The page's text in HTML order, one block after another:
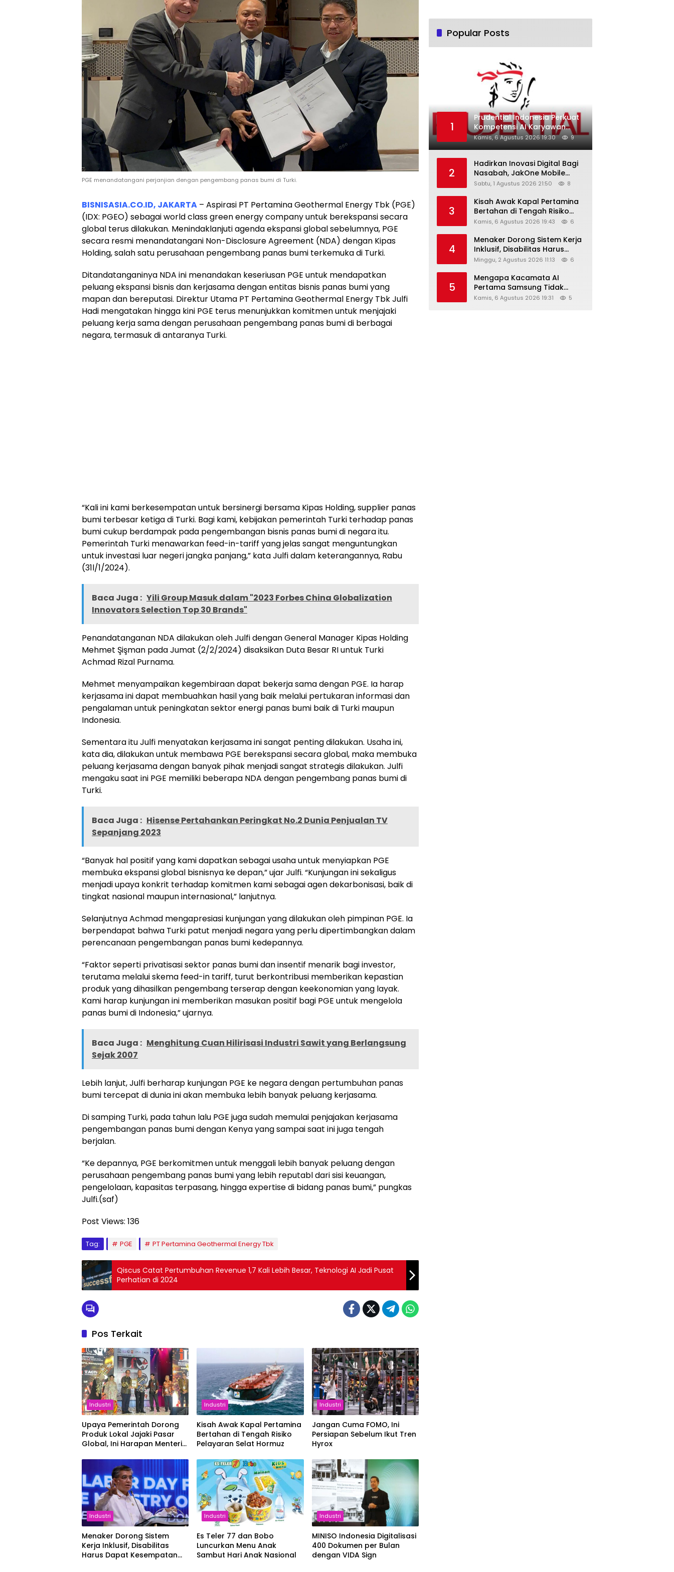
PGE menandatangani perjanjian dengan pengembang panas bumi di Turki.
BISNISASIA.CO.ID, JAKARTA – Aspirasi PT Pertamina Geothermal Energy Tbk (PGE)
(IDX: PGEO) sebagai world class green energy company untuk berekspansi secara
global terus dilakukan. Menindaklanjuti agenda ekspansi global sebelumnya, PGE
secara resmi menandatangani Non-Disclosure Agreement (NDA) dengan Kipas
Holding, salah satu perusahaan pengembang panas bumi terkemuka di Turki.
Ditandatanganinya NDA ini menandakan keseriusan PGE untuk mendapatkan
peluang ekspansi bisnis dan kerjasama dengan entitas bisnis panas bumi yang
mapan dan bereputasi. Direktur Utama PT Pertamina Geothermal Energy Tbk Julfi
Hadi mengatakan hingga kini PGE terus menunjukkan komitmen untuk menjajaki
peluang kerja sama dengan perusahaan pengembang panas bumi di berbagai
negara, termasuk di antaranya Turki.
“Kali ini kami berkesempatan untuk bersinergi bersama Kipas Holding, supplier panas
bumi terbesar ketiga di Turki. Bagi kami, kebijakan pemerintah Turki terhadap panas
bumi cukup berdampak pada pengembangan bisnis panas bumi di negara itu.
Pemerintah Turki menawarkan feed-in-tariff yang jelas sangat menguntungkan
untuk investasi luar negeri jangka panjang,” kata Julfi dalam keterangannya, Rabu
(31l/1/2024).
Baca Juga : Yili Group Masuk dalam "2023 Forbes China Globalization
Innovators Selection Top 30 Brands"
Penandatanganan NDA dilakukan oleh Julfi dengan General Manager Kipas Holding
Mehmet Şişman pada Jumat (2/2/2024) disaksikan Duta Besar RI untuk Turki
Achmad Rizal Purnama.
Mehmet menyampaikan kegembiraan dapat bekerja sama dengan PGE. Ia harap
kerjasama ini dapat membuahkan hasil yang baik melalui pertukaran informasi dan
pengalaman untuk peningkatan sektor energi panas bumi baik di Turki maupun
Indonesia.
Sementara itu Julfi menyatakan kerjasama ini sangat penting dilakukan. Usaha ini,
kata dia, dilakukan untuk membawa PGE berekspansi secara global, maka membuka
peluang kerjasama dengan banyak pihak menjadi sangat strategis dilakukan. Julfi
mengaku saat ini PGE memiliki beberapa NDA dengan pengembang panas bumi di
Turki.
Baca Juga : Hisense Pertahankan Peringkat No.2 Dunia Penjualan TV
Sepanjang 2023
“Banyak hal positif yang kami dapatkan sebagai usaha untuk menyiapkan PGE
membuka ekspansi global bisnisnya ke depan,” ujar Julfi. “Kunjungan ini sekaligus
menjadi upaya konkrit terhadap komitmen kami sebagai agen dekarbonisasi, baik di
tingkat nasional maupun internasional,” lanjutnya.
Selanjutnya Achmad mengapresiasi kunjungan yang dilakukan oleh pimpinan PGE. Ia
berpendapat bahwa Turki patut menjadi negara yang perlu dipertimbangkan dalam
perencanaan pengembangan panas bumi kedepannya.
“Faktor seperti privatisasi sektor panas bumi dan insentif menarik bagi investor,
terutama melalui skema feed-in tariff, turut berkontribusi memberikan kepastian
produk yang dihasilkan pengembang terserap dengan keekonomian yang layak.
Kami harap kunjungan ini memberikan masukan positif bagi PGE untuk mengelola
panas bumi di Indonesia,” ujarnya.
Baca Juga : Menghitung Cuan Hilirisasi Industri Sawit yang Berlangsung
Sejak 2007
Lebih lanjut, Julfi berharap kunjungan PGE ke negara dengan pertumbuhan panas
bumi tercepat di dunia ini akan membuka lebih banyak peluang kerjasama.
Di samping Turki, pada tahun lalu PGE juga sudah memulai penjajakan kerjasama
pengembangan panas bumi dengan Kenya yang sampai saat ini juga tengah
berjalan.
“Ke depannya, PGE berkomitmen untuk menggali lebih banyak peluang dengan
perusahaan pengembang panas bumi yang lebih reputabl dari sisi keuangan,
pengelolaan, kapasitas terpasang, hingga expertise di bidang panas bumi,” pungkas
Julfi.(saf)
Post Views: 136
Tag: PGE PT Pertamina Geothermal Energy Tbk
Qiscus Catat Pertumbuhan Revenue 1,7 Kali Lebih Besar, Teknologi AI Jadi Pusat
Perhatian di 2024
Pos Terkait
Industri
Upaya Pemerintah Dorong
Produk Lokal Jajaki Pasar
Global, Ini Harapan Menteri
dan IGT Expo 2026
Industri
Kisah Awak Kapal Pertamina
Bertahan di Tengah Risiko
Pelayaran Selat Hormuz
Industri
Jangan Cuma FOMO, Ini
Persiapan Sebelum Ikut Tren
Hyrox
Industri
Menaker Dorong Sistem
Kerja Inklusif, Disabilitas
Harus Dapat Kesempatan
Industri
Es Teler 77 dan Bobo
Luncurkan Menu Anak
Sambut Hari Anak Nasional
Industri
MINISO Indonesia Digitalisasi
400 Dokumen per Bulan
dengan VIDA Sign
Popular Posts
1
Prudential Indonesia Perkuat
Kompetensi AI Karyawan
Lewat AI Week
Kamis, 6 Agustus 2026 19:30 9
2
Hadirkan Inovasi Digital Bagi
Nasabah, JakOne Mobile
Antar Bank Jakarta Sukses
Awards 2026
Sabtu, 1 Agustus 2026 21:50 8
3
Kisah Awak Kapal Pertamina
Bertahan di Tengah Risiko
Pelayaran Selat Hormuz
Kamis, 6 Agustus 2026 19:43 6
4
Menaker Dorong Sistem Kerja
Inklusif, Disabilitas Harus
Dapat Kesempatan Setara
Minggu, 2 Agustus 2026 11:13 6
5
Mengapa Kacamata AI
Pertama Samsung Tidak
Dibekali Layar?
Kamis, 6 Agustus 2026 19:31 5